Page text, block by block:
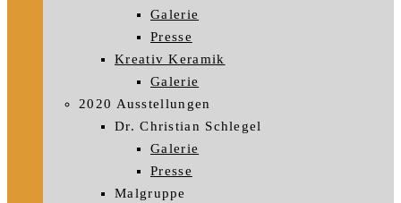
Galerie
Presse
Kreativ Keramik
Galerie
2020 Ausstellungen
Dr. Christian Schlegel
Galerie
Presse
Malgruppe